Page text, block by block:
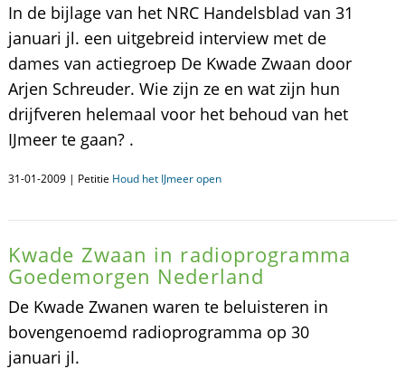
In de bijlage van het NRC Handelsblad van 31
januari jl. een uitgebreid interview met de
dames van actiegroep De Kwade Zwaan door
Arjen Schreuder. Wie zijn ze en wat zijn hun
drijfveren helemaal voor het behoud van het
IJmeer te gaan? .
31-01-2009 | Petitie Houd het IJmeer open
Kwade Zwaan in radioprogramma
Goedemorgen Nederland
De Kwade Zwanen waren te beluisteren in
bovengenoemd radioprogramma op 30
januari jl.